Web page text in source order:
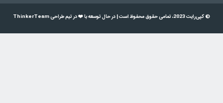
© کپی‌رایت 2023، تمامی حقوق محفوظ است | در حال توسعه با ❤️ در تیم طراحی ThinkerTeam